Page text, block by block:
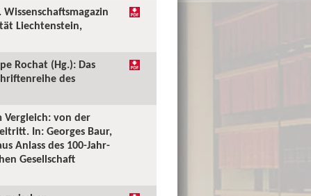
Liechtenstein,
Rochat (Hg.): Das
des
Vergleich: von der
In: Georges Baur,
Anlass des 100-Jahr-
Gesellschaft